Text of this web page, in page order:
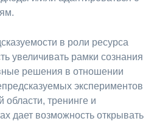
в роли ресурса
увеличивать рамки сознания
решения в отношении
экспериментов
области, тренинге и
дает возможность открывать